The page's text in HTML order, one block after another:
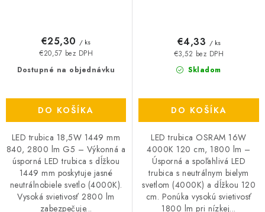
Dostupné na objednávku
€20,57 bez DPH
€25,30 / ks
DO KOŠÍKA
LED trubica 18,5W 1449 mm
840, 2800 lm G5 – Výkonná a
úsporná LED trubica s dĺžkou
1449 mm poskytuje jasné
neutrálnobiele svetlo (4000K).
Vysoká svietivosť 2800 lm
zabezpečuje...
Skladom
€3,52 bez DPH
€4,33 / ks
DO KOŠÍKA
LED trubica OSRAM 16W
4000K 120 cm, 1800 lm –
Úsporná a spoľahlivá LED
trubica s neutrálnym bielym
svetlom (4000K) a dĺžkou 120
cm. Ponúka vysokú svietivosť
1800 lm pri nízkej...